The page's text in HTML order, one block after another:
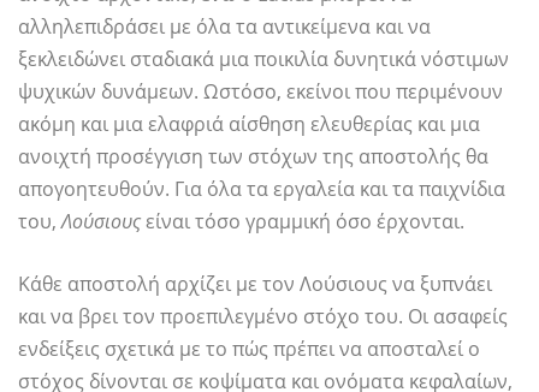
αλληλεπιδράσει με όλα τα αντικείμενα και να
ξεκλειδώνει σταδιακά μια ποικιλία δυνητικά νόστιμων
ψυχικών δυνάμεων. Ωστόσο, εκείνοι που περιμένουν
ακόμη και μια ελαφριά αίσθηση ελευθερίας και μια
ανοιχτή προσέγγιση των στόχων της αποστολής θα
απογοητευθούν. Για όλα τα εργαλεία και τα παιχνίδια
του,Λούσιουςείναι τόσο γραμμική όσο έρχονται.
Κάθε αποστολή αρχίζει με τον Λούσιους να ξυπνάει
και να βρει τον προεπιλεγμένο στόχο του. Οι ασαφείς
ενδείξεις σχετικά με το πώς πρέπει να αποσταλεί ο
στόχος δίνονται σε κοψίματα και ονόματα κεφαλαίων,